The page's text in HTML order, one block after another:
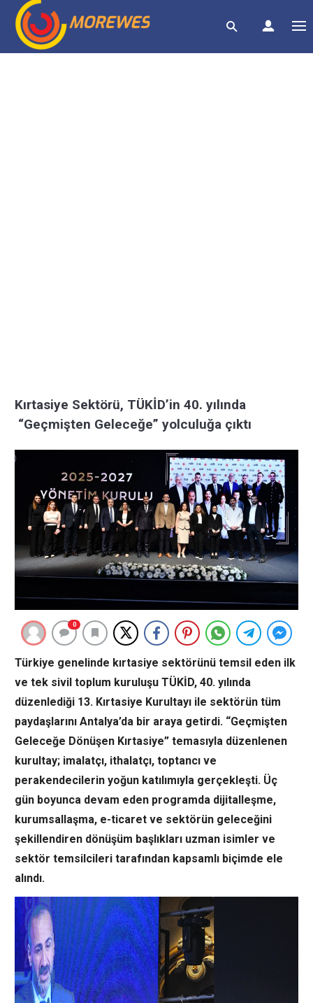
Kırtasiye Sektörü, TÜKİD’in 40. yılında
“Geçmişten Geleceğe” yolculuğa çıktı
0
Türkiye genelinde kırtasiye sektörünü temsil eden ilk
ve tek sivil toplum kuruluşu TÜKİD, 40. yılında
düzenlediği 13. Kırtasiye Kurultayı ile sektörün tüm
paydaşlarını Antalya’da bir araya getirdi. “Geçmişten
Geleceğe Dönüşen Kırtasiye” temasıyla düzenlenen
kurultay; imalatçı, ithalatçı, toptancı ve
perakendecilerin yoğun katılımıyla gerçekleşti. Üç
gün boyunca devam eden programda dijitalleşme,
kurumsallaşma, e-ticaret ve sektörün geleceğini
şekillendiren dönüşüm başlıkları uzman isimler ve
sektör temsilcileri tarafından kapsamlı biçimde ele
alındı.